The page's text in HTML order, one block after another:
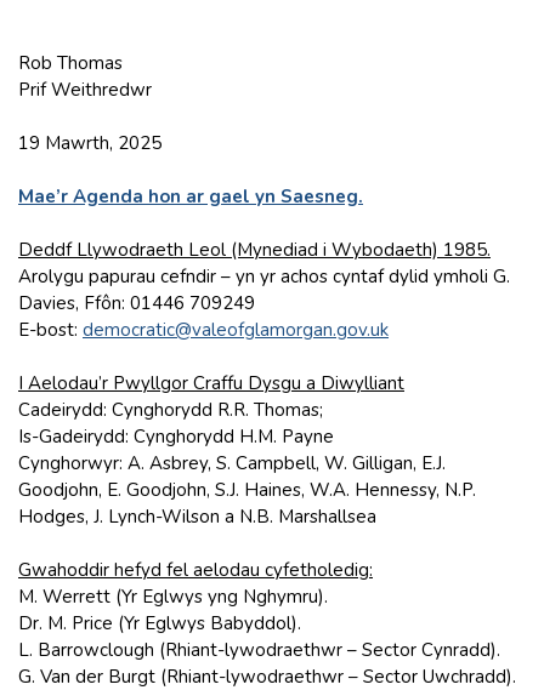
Rob Thomas
Prif Weithredwr
19 Mawrth, 2025
Mae’r Agenda hon ar gael yn Saesneg.
Deddf Llywodraeth Leol (Mynediad i Wybodaeth) 1985.
Arolygu papurau cefndir – yn yr achos cyntaf dylid ymholi G.
Davies, Ffôn: 01446 709249
E-bost: democratic@valeofglamorgan.gov.uk
I Aelodau’r Pwyllgor Craffu Dysgu a Diwylliant
Cadeirydd: Cynghorydd R.R. Thomas;
Is-Gadeirydd: Cynghorydd H.M. Payne
Cynghorwyr: A. Asbrey, S. Campbell, W. Gilligan, E.J.
Goodjohn, E. Goodjohn, S.J. Haines, W.A. Hennessy, N.P.
Hodges, J. Lynch-Wilson a N.B. Marshallsea
Gwahoddir hefyd fel aelodau cyfetholedig:
M. Werrett (Yr Eglwys yng Nghymru).
Dr. M. Price (Yr Eglwys Babyddol).
L. Barrowclough (Rhiant-lywodraethwr – Sector Cynradd).
G. Van der Burgt (Rhiant-lywodraethwr – Sector Uwchradd).